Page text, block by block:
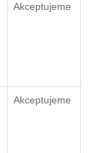
Akceptujeme
Akceptujeme